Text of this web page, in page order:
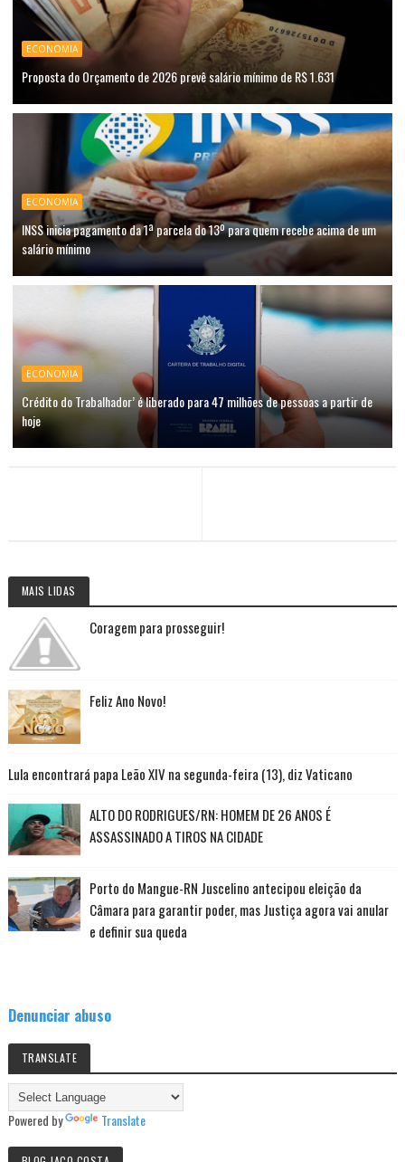
ECONOMIA
Proposta do Orçamento de 2026 prevê salário mínimo de R$ 1.631
ECONOMIA
INSS inicia pagamento da 1ª parcela do 13º para quem recebe acima de um
salário mínimo
ECONOMIA
Crédito do Trabalhador’ é liberado para 47 milhões de pessoas a partir de
hoje
MAIS LIDAS
Coragem para prosseguir!
Feliz Ano Novo!
Lula encontrará papa Leão XIV na segunda-feira (13), diz Vaticano
ALTO DO RODRIGUES/RN: HOMEM DE 26 ANOS É
ASSASSINADO A TIROS NA CIDADE
Porto do Mangue-RN Juscelino antecipou eleição da
Câmara para garantir poder, mas Justiça agora vai anular
e definir sua queda
Denunciar abuso
TRANSLATE
Powered by Translate